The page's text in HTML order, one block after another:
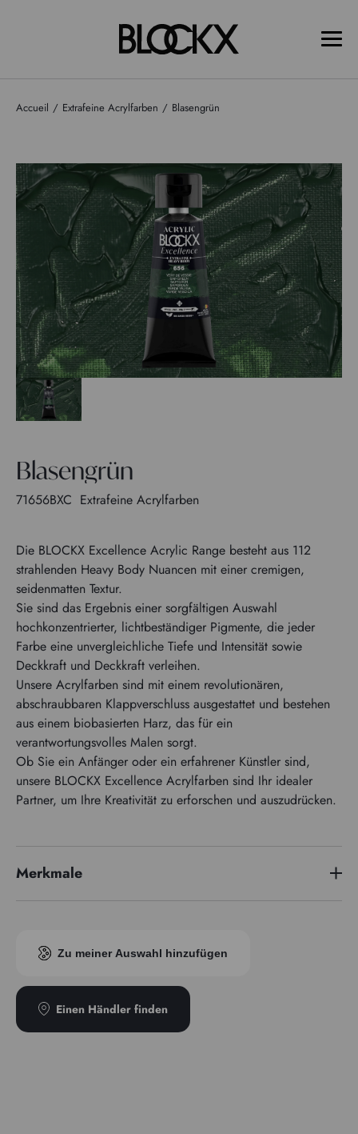
Accueil Extrafeine Acrylfarben Blasengrün
Blasengrün
71656BXC Extrafeine Acrylfarben
Die BLOCKX Excellence Acrylic Range besteht aus 112
strahlenden Heavy Body Nuancen mit einer cremigen,
seidenmatten Textur.
Sie sind das Ergebnis einer sorgfältigen Auswahl
hochkonzentrierter, lichtbeständiger Pigmente, die jeder
Farbe eine unvergleichliche Tiefe und Intensität sowie
Deckkraft und Deckkraft verleihen.
Unsere Acrylfarben sind mit einem revolutionären,
abschraubbaren Klappverschluss ausgestattet und bestehen
aus einem biobasierten Harz, das für ein
verantwortungsvolles Malen sorgt.
Ob Sie ein Anfänger oder ein erfahrener Künstler sind,
unsere BLOCKX Excellence Acrylfarben sind Ihr idealer
Partner, um Ihre Kreativität zu erforschen und auszudrücken.
Merkmale
Transparenz
Semi-opak
Zu meiner Auswahl hinzufügen
Einen Händler finden